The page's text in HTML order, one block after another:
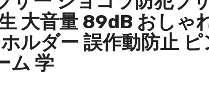
大音量 89dB おしゃ
ルダー 誤作動防止
ム 学